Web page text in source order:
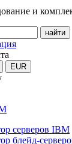
и
EUR
серверов IBM
блейд-